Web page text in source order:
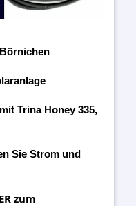
Trina Honey 335,
Sie Strom und
zum